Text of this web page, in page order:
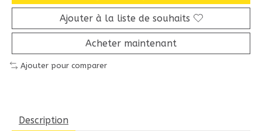
Ajouter à la liste de souhaits
Acheter maintenant
Ajouter pour comparer
Description